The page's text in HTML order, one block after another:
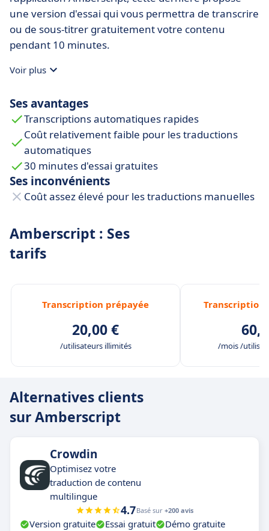
une version d'essai qui vous permettra de transcrire
ou de sous-titrer gratuitement votre contenu
pendant 10 minutes.
Voir plus
Ses avantages
Transcriptions automatiques rapides
Coût relativement faible pour les traductions
automatiques
30 minutes d'essai gratuites
Ses inconvénients
Coût assez élevé pour les traductions manuelles
Amberscript : Ses
tarifs
Transcription prépayée
20,00 €
/utilisateurs illimités
Transcription
/mois /
Alternatives clients
sur Amberscript
Crowdin
Optimisez votre
traduction de contenu
multilingue
4.7Basé sur +200 avis
Version gratuite Essai gratuit
Démo gratuite